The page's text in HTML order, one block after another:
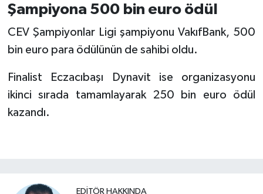
Şampiyona 500 bin euro ödül
CEV Şampiyonlar Ligi şampiyonu VakıfBank, 500
bin euro para ödülünün de sahibi oldu.
Finalist Eczacıbaşı Dynavit ise organizasyonu
ikinci sırada tamamlayarak 250 bin euro ödül
kazandı.
EDITÖR HAKKINDA